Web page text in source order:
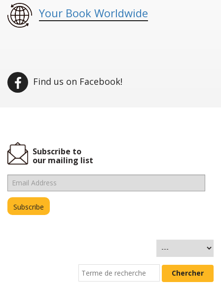
Your Book Worldwide
Find us on Facebook!
Subscribe to
our mailing list